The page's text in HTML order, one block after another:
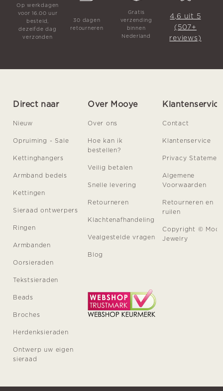
Op werkdagen
voor 16.00 uur
besteld,
dezelfde dag
verzonden
30 dagen
retourneren
Gratis
verzending
binnen
Nederland
4,6 uit 5
(507+
reviews)
Direct naar
Nieuw
Opruiming - Sale
Kettinghangers
Armband bedels
Kettingen
Sieraad ontwerpers
Ringen
Armbanden
Oorsieraden
Tekstsieraden
Beads
Broches
Herdenksieraden
Ontwerp uw eigen
sieraad
Over Mooye
Over ons
Hoe kan ik
bestellen?
Veilig betalen
Snelle levering
Retourneren
Klachtenafhandeling
Vealgestelde vragen
Blog
Klantenservice
Contact
Klantenservice
Privacy
Algemene
Voorwaarden
Retourneren en
ruilen
Copyright ©
Jewelry